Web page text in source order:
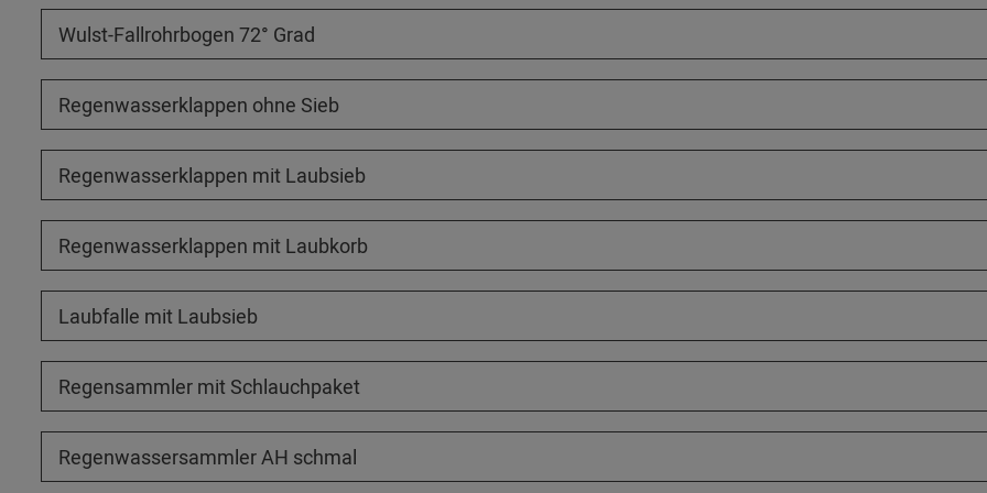
Wulst-Fallrohrbogen 72° Grad
Regenwasserklappen ohne Sieb
Regenwasserklappen mit Laubsieb
Regenwasserklappen mit Laubkorb
Laubfalle mit Laubsieb
Regensammler mit Schlauchpaket
Regenwassersammler AH schmal